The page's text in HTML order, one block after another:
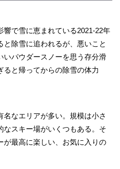
で雪に恵まれている2021-22年
と除雪に追われるが、悪いこと
いパウダースノーを思う存分滑
ると帰ってからの除雪の体力
なエリアが多い。規模は小さ
なスキー場がいくつもある。そ
が最高に楽しい、お気に入りの